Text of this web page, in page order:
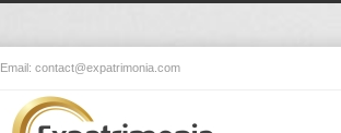
Email: contact@expatrimonia.com